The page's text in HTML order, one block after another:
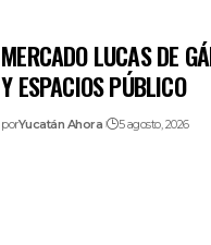
MERCADO LUCAS DE
Y ESPACIOS PÚBLICO
porYucatán Ahora 5 agosto, 2026